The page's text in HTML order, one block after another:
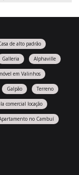
de alto padrão
Galleria Alphaville
em Valinhos
Galpão Terreno
comercial locação
no Cambuí